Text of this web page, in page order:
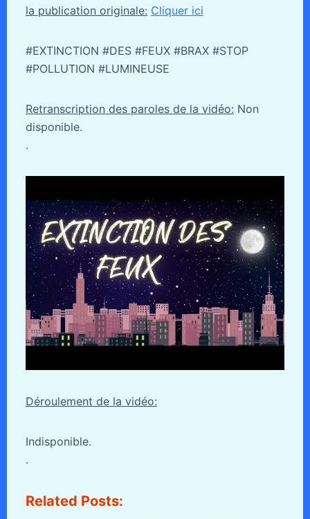
la publication originale: Cliquer ici
#EXTINCTION #DES #FEUX #BRAX #STOP
#POLLUTION #LUMINEUSE
Retranscription des paroles de la vidéo: Non
disponible.
.
Déroulement de la vidéo:
Indisponible.
.
Related Posts: